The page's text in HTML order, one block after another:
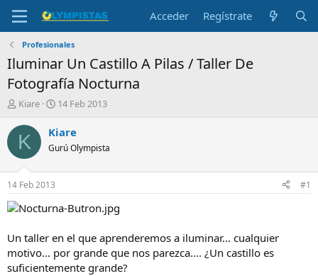
Acceder Regístrate
Profesionales
Iluminar Un Castillo A Pilas / Taller De
Fotografía Nocturna
I
i
c
a
d
o
r
l
t
e
Kiare
F
c
a
i
n
i
o
14 Feb 2013
K Kiare
Gurú Olympista
14 Feb 2013 #1
Un taller en el que aprenderemos a iluminar… cualquier
motivo… por grande que nos parezca…. ¿Un castillo es
suficientemente grande?